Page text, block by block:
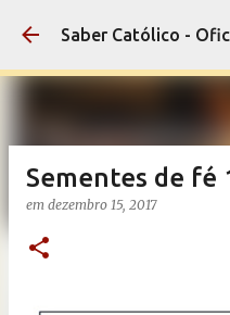
Pular para o
Saber Católico -
Sementes de fé
em dezembro 15, 2017